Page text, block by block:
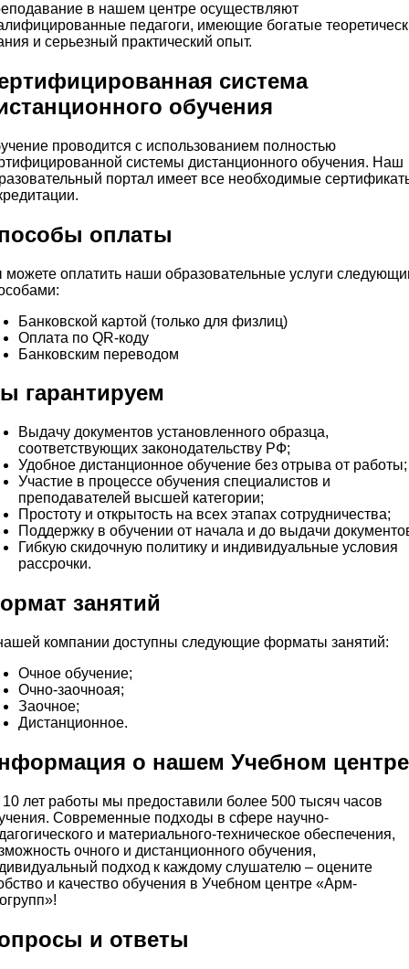
в нашем центре осуществляют
педагоги, имеющие богатые
и серьезный практический опыт.
система
обучения
проводится с использованием полностью
системы дистанционного обучения. Наш
портал имеет все необходимые
оплаты
оплатить наши образовательные услуги
Банковской картой (только для физлиц)
Оплата по QR-коду
Банковским переводом
гарантируем
Выдачу документов установленного образца,
соответствующих законодательству РФ;
Удобное дистанционное обучение без отрыва от работы;
Участие в процессе обучения специалистов и
преподавателей высшей категории;
Простоту и открытость на всех этапах сотрудничества;
Поддержку в обучении от начала и до выдачи
Гибкую скидочную политику и индивидуальные условия
рассрочки.
занятий
компании доступны следующие форматы занятий:
Очное обучение;
Очно-заочноая;
Заочное;
Дистанционное.
о нашем Учебном центре
лет работы мы предоставили более 500 тысяч часов
Современные подходы в сфере научно-
и материального-техническое обеспечения,
очного и дистанционного обучения,
подход к каждому слушателю – оцените
и качество обучения в Учебном центре «Арм-
и ответы